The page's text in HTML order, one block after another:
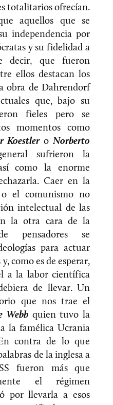
totalitarios ofrecían.
aquellos que se
independencia por
y su fidelidad a
decir, que fueron
ellos destacan los
obra de Dahrendorf
que, bajo su
fieles pero se
momentos como
KoestleroNorberto
sufrieron la
como la enorme
Caer en la
o el comunismo no
intelectual de las
la otra cara de la
pensadores se
para actuar
como es de esperar,
a la labor científica
de llevar. Un
que nos trae el
Webbquien tuvo la
la famélica Ucrania
contra de lo que
de la inglesa a
fueron más que
el régimen
por llevarla a esos